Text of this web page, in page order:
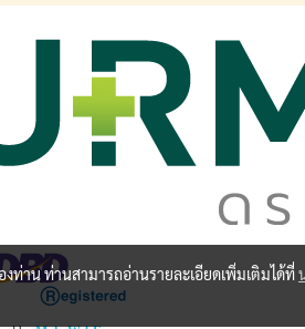
ท่าน ท่านสามารถอ่านรายละเอียดเพิ่มเติมได้ที่